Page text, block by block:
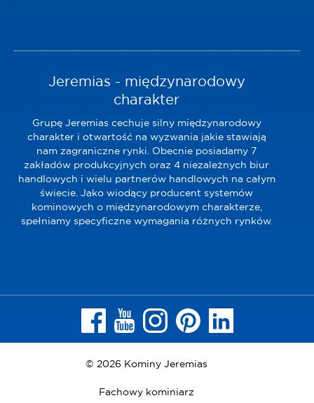
Jeremias - międzynarodowy
charakter
Grupę Jeremias cechuje silny międzynarodowy
charakter i otwartość na wyzwania jakie stawiają
nam zagraniczne rynki. Obecnie posiadamy 7
zakładów produkcyjnych oraz 4 niezależnych biur
handlowych i wielu partnerów handlowych na całym
świecie. Jako wiodący producent systemów
kominowych o międzynarodowym charakterze,
spełniamy specyficzne wymagania różnych rynków.
© 2026 Kominy Jeremias
Fachowy kominiarz